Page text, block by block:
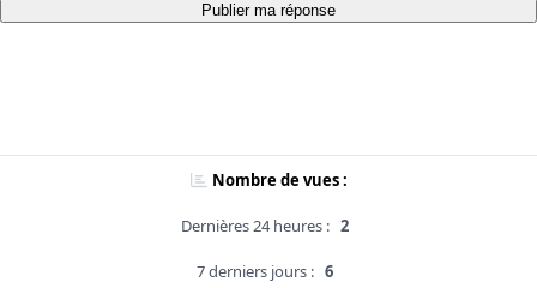
Publier ma réponse
Nombre de vues :
Dernières 24 heures : 2
7 derniers jours : 6